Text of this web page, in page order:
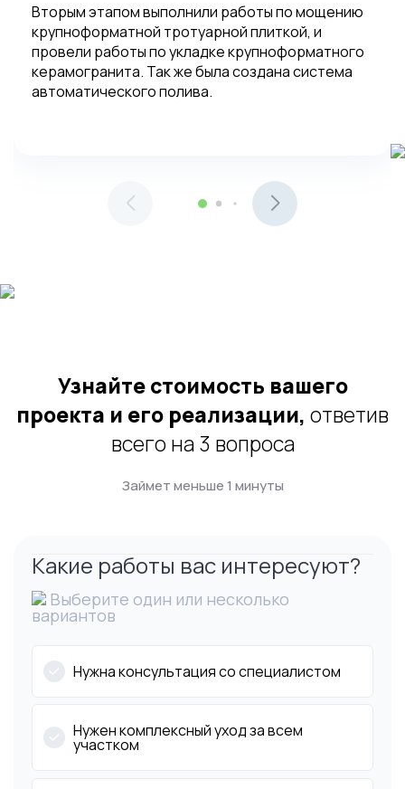
Вторым этапом выполнили работы по мощению
крупноформатной тротуарной плиткой, и
провели работы по укладке крупноформатного
керамогранита. Так же была создана система
автоматического полива.
Узнайте стоимость вашего
проекта и его реализации, ответив
всего на 3 вопроса
Займет меньше 1 минуты
Какие работы вас интересуют?
Выберите один или несколько
вариантов
Нужна консультация со специалистом
Нужен комплексный уход за всем
участком